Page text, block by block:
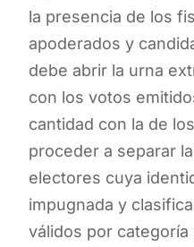
la presencia de los
apoderados y
debe abrir la urna
con los votos
cantidad con la de
proceder a separar
electores cuya
impugnada y
válidos por